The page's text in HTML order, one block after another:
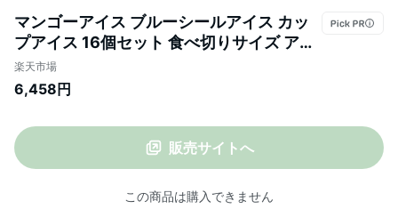
マンゴーアイス ブルーシールアイス カッ
プアイス 16個セット 食べ切りサイズ アイ
ス アイスクリーム 沖縄特産 ブルーシール
アイスクリーム 沖縄土産 沖縄アイス ギフ
グルメ お歳暮 ホームパーティ コロナ 応援
自宅で沖縄 沖縄
楽天市場
6,458円
販売サイトへ
この商品は購入できません